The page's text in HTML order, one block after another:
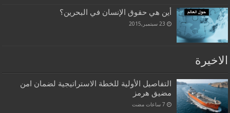
أين هي حقوق الإنسان في البحرين؟
23 سبتمبر,2015
الاخيرة
التفاصيل الأولية للخطة الاستراتيجية لضمان امن
مضيق هرمز